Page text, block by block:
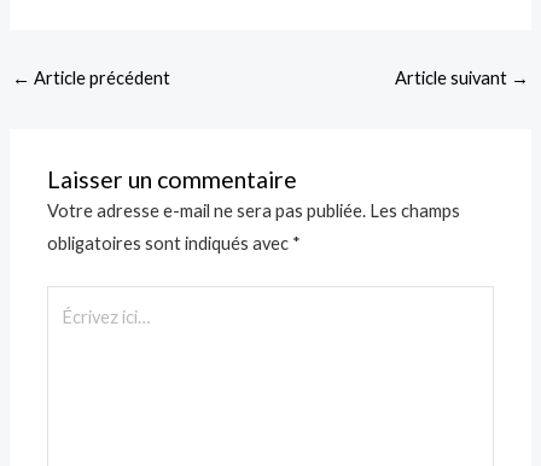
← Article précédent Article suivant →
Laisser un commentaire
Votre adresse e-mail ne sera pas publiée. Les champs
obligatoires sont indiqués avec *